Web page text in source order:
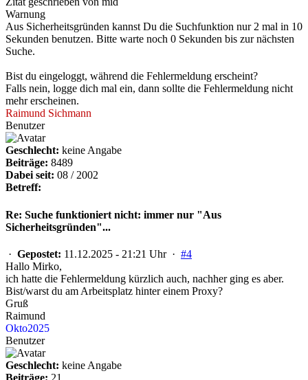
Warnung
Aus Sicherheitsgründen kannst Du die Suchfunktion nur 2 mal in 10
Sekunden benutzen. Bitte warte noch 0 Sekunden bis zur nächsten
Suche.
Bist du eingeloggt, während die Fehlermeldung erscheint?
Falls nein, logge dich mal ein, dann sollte die Fehlermeldung nicht
mehr erscheinen.
Raimund Sichmann
Benutzer
Geschlecht: keine Angabe
Beiträge: 8489
Dabei seit: 08 / 2002
Betreff:
Re: Suche funktioniert nicht: immer nur "Aus
Sicherheitsgründen"...
· Gepostet: 11.12.2025 - 21:21 Uhr · #4
Hallo Mirko,
ich hatte die Fehlermeldung kürzlich auch, nachher ging es aber.
Bist/warst du am Arbeitsplatz hinter einem Proxy?
Gruß
Raimund
Okto2025
Benutzer
Geschlecht: keine Angabe
Beiträge: 21